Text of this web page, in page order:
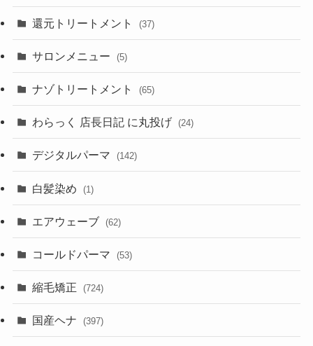
還元トリートメント (37)
サロンメニュー (5)
ナゾトリートメント (65)
わらっく 店長日記 に丸投げ (24)
デジタルパーマ (142)
白髪染め (1)
エアウェーブ (62)
コールドパーマ (53)
縮毛矯正 (724)
国産ヘナ (397)